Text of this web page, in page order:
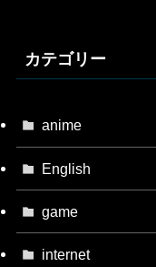
カテゴリー
anime
English
game
internet